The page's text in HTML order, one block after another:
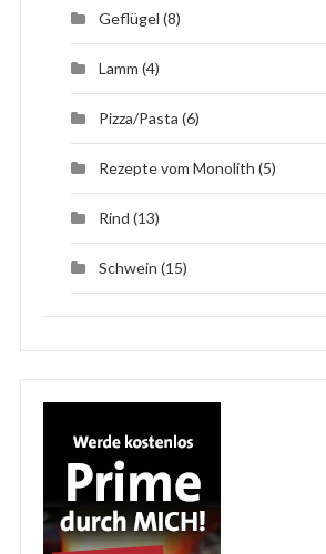
Geflügel (8)
Lamm (4)
Pizza/Pasta (6)
Rezepte vom Monolith (5)
Rind (13)
Schwein (15)